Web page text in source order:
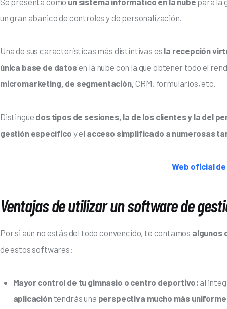
un gran abanico de controles y de personalización.
Una de sus características más distintivas es la recepción
única base de datos en la nube con la que obtener todo el
micromarketing, de segmentación, CRM, formularios, etc.
Distingue dos tipos de sesiones, la de los clientes y la del
gestión específico y el acceso simplificado a numerosas
Web oficial
Ventajas de utilizar un software de
Por si aún no estás del todo convencido, te contamos algunos
de estos softwares:
Mayor control de tu gimnasio o centro deportivo: al
aplicacióntendrás una perspectiva mucho más